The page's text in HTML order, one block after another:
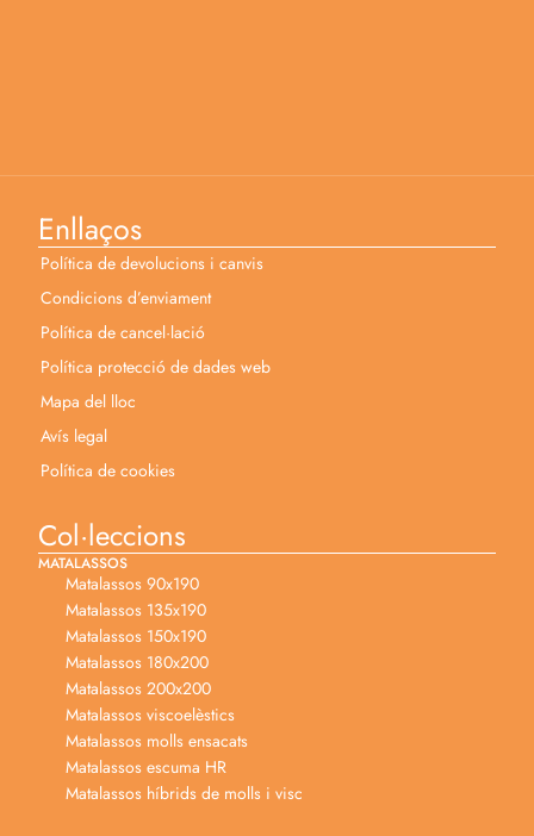
Enllaços
Política de devolucions i canvis
Condicions d’enviament
Política de cancel·lació
Política protecció de dades web
Mapa del lloc
Avís legal
Política de cookies
Col·leccions
MATALASSOS
Matalassos 90x190
Matalassos 135x190
Matalassos 150x190
Matalassos 180x200
Matalassos 200x200
Matalassos viscoelèstics
Matalassos molls ensacats
Matalassos escuma HR
Matalassos híbrids de molls i visc